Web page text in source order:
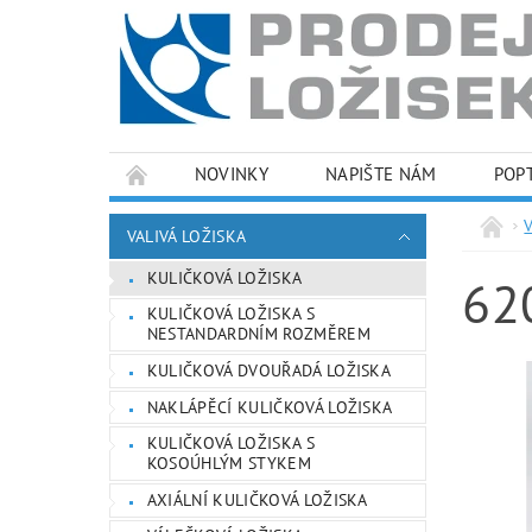
NOVINKY NAPIŠTE NÁM
PODMÍNKY OCHRANY OSOBNÍCH ÚDAJŮ
VALIVÁ LOŽISKA
KULIČKOVÁ LOŽISKA
KULIČKOVÁ LOŽISKA S
NESTANDARDNÍM ROZMĚREM
KULIČKOVÁ DVOUŘADÁ LOŽISKA
NAKLÁPĚCÍ KULIČKOVÁ LOŽISKA
KULIČKOVÁ LOŽISKA S
KOSOÚHLÝM STYKEM
AXIÁLNÍ KULIČKOVÁ LOŽISKA